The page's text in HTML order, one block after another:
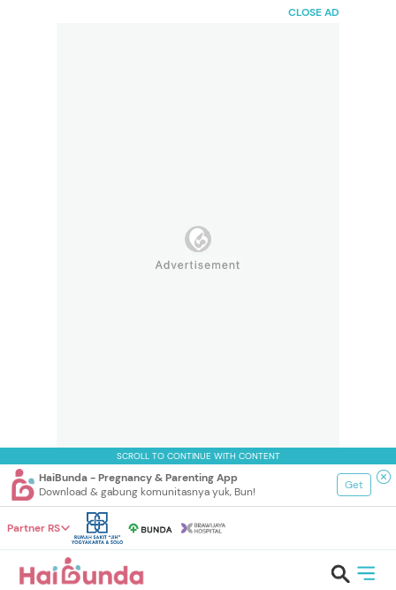
CLOSE AD
SCROLL TO CONTINUE WITH CONTENT
HaiBunda - Pregnancy & Parenting App
Download & gabung komunitasnya yuk, Bun!
Get
Partner RS